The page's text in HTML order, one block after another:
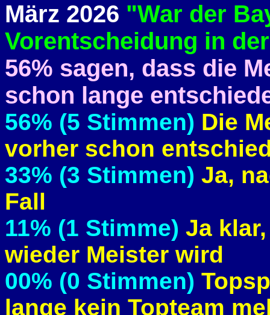
März 2026 "War der
Vorentscheidung in
56% sagen, dass die
schon lange
56% (5 Stimmen) Die
vorher schon
33% (3 Stimmen) Ja,
Fall
11% (1 Stimme) Ja
wieder Meister wird
00% (0 Stimmen)
lange kein Topteam